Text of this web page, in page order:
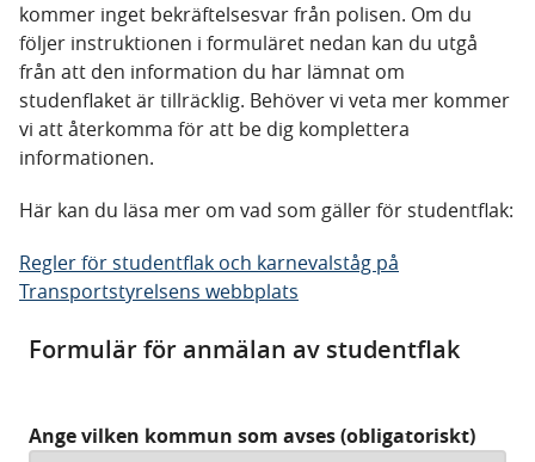
kommer inget bekräftelsesvar från polisen. Om du
följer instruktionen i formuläret nedan kan du utgå
från att den information du har lämnat om
studenflaket är tillräcklig. Behöver vi veta mer kommer
vi att återkomma för att be dig komplettera
informationen.
Här kan du läsa mer om vad som gäller för studentflak:
Regler för studentflak och karnevalståg på
Transportstyrelsens webbplats
Formulär för anmälan av studentflak
Ange vilken kommun som avses (obligatoriskt)